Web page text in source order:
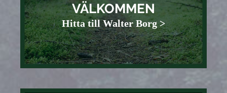
VÄLKOMMEN
Hitta till Walter Borg >